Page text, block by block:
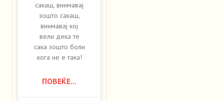
сакаш, внимавај
зошто сакаш,
внимавај кој
вели дека те
сака зошто боли
кога не е така!
ПОВЕЌЕ...